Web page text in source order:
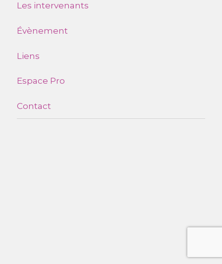
Les intervenants
Évènement
Liens
Espace Pro
Contact